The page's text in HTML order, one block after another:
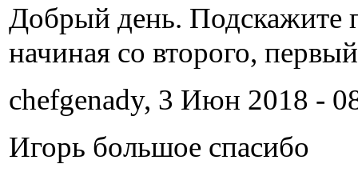
Добрый день. Подскажите
начиная со второго,
chefgenady, 3 Июн 2018 -
Игорь большое спасибо